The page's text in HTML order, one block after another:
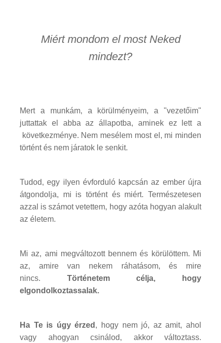
Miért mondom el most Neked
mindezt?
Mert a munkám, a körülményeim, a "vezetőim"
juttattak el abba az állapotba, aminek ez lett a
következménye. Nem mesélem most el, mi minden
történt és nem járatok le senkit.
Tudod, egy ilyen évforduló kapcsán az ember újra
átgondolja, mi is történt és miért. Természetesen
azzal is számot vetettem, hogy azóta hogyan alakult
az életem.
Mi az, ami megváltozott bennem és körülöttem. Mi
az, amire van nekem ráhatásom, és mire
nincs. Történetem célja, hogy
elgondolkoztassalak.
Ha Te is úgy érzed , hogy nem jó, az amit, ahol
vagy ahogyan csinálod, akkor változtass.